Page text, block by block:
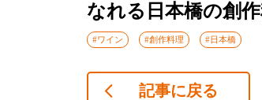
なれる日本橋の創
#ワイン #創作料理 #日本橋
記事に戻る